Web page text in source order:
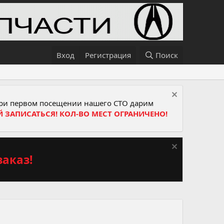
Вход Регистрация Поиск
первом посещении нашего СТО дарим
ЗАПИСАТЬСЯ! КОЛ-ВО МЕСТ ОГРАНИЧЕНО!